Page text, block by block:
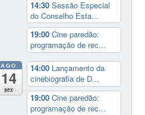
14:30Sessão Especial
do Conselho Esta...
19:00Cine paredão:
programação de rec...
AGO
14
sex
14:00 Lançamento da
cinebiografia de D...
19:00Cine paredão:
programação de rec...